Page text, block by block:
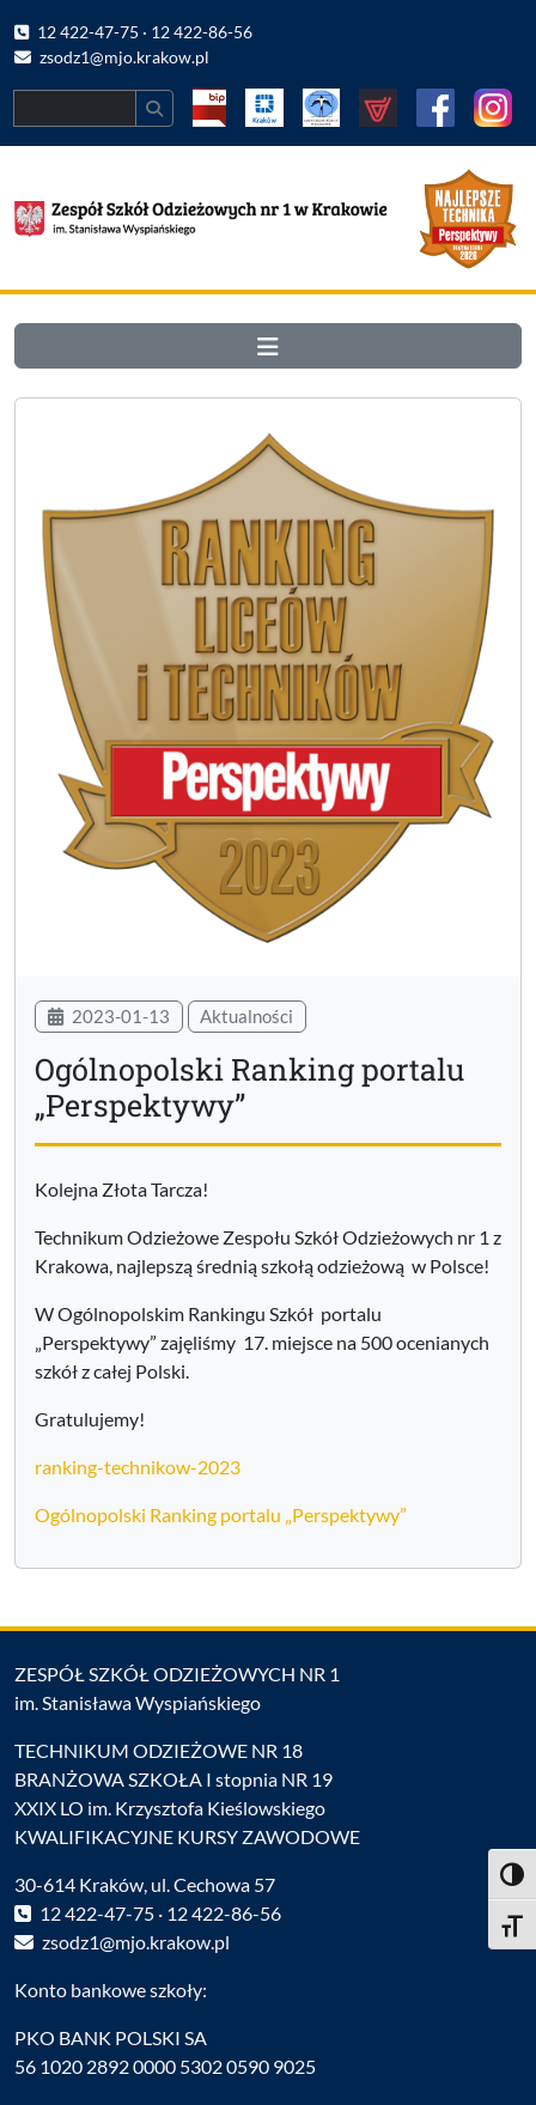
12 422-47-75 · 12 422-86-56
zsodz1@mjo.krakow.pl
2023-01-13 Aktualności
Ogólnopolski Ranking portalu
„Perspektywy”
Kolejna Złota Tarcza!
Technikum Odzieżowe Zespołu Szkół Odzieżowych nr 1 z
Krakowa, najlepszą średnią szkołą odzieżową w Polsce!
W Ogólnopolskim Rankingu Szkół portalu
„Perspektywy” zajęliśmy 17. miejsce na 500 ocenianych
szkół z całej Polski.
Gratulujemy!
ranking-technikow-2023
Ogólnopolski Ranking portalu „Perspektywy”
ZESPÓŁ SZKÓŁ ODZIEŻOWYCH NR 1
im. Stanisława Wyspiańskiego
TECHNIKUM ODZIEŻOWE NR 18
BRANŻOWA SZKOŁA I stopnia NR 19
XXIX LO im. Krzysztofa Kieślowskiego
KWALIFIKACYJNE KURSY ZAWODOWE
30-614 Kraków, ul. Cechowa 57
12 422-47-75 · 12 422-86-56
zsodz1@mjo.krakow.pl
Konto bankowe szkoły:
PKO BANK POLSKI SA
56 1020 2892 0000 5302 0590 9025